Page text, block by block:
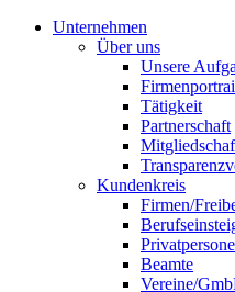
Unternehmen
Über uns
Unsere
Tätigkeit
Partnerschaft
Kundenkreis
Firmen/
Beamte
Vereine/